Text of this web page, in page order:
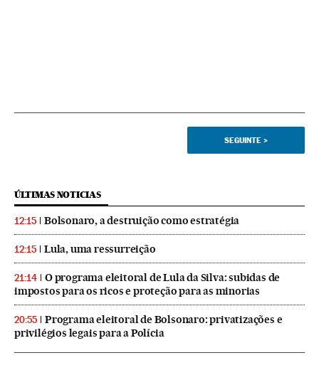
SEGUINTE >
ÚLTIMAS NOTICIAS
12:15 Bolsonaro, a destruição como estratégia
12:15 Lula, uma ressurreição
21:14
O programa eleitoral de Lula da Silva: subidas de
impostos para os ricos e proteção para as minorias
20:55
Programa eleitoral de Bolsonaro: privatizações e
privilégios legais para a Polícia